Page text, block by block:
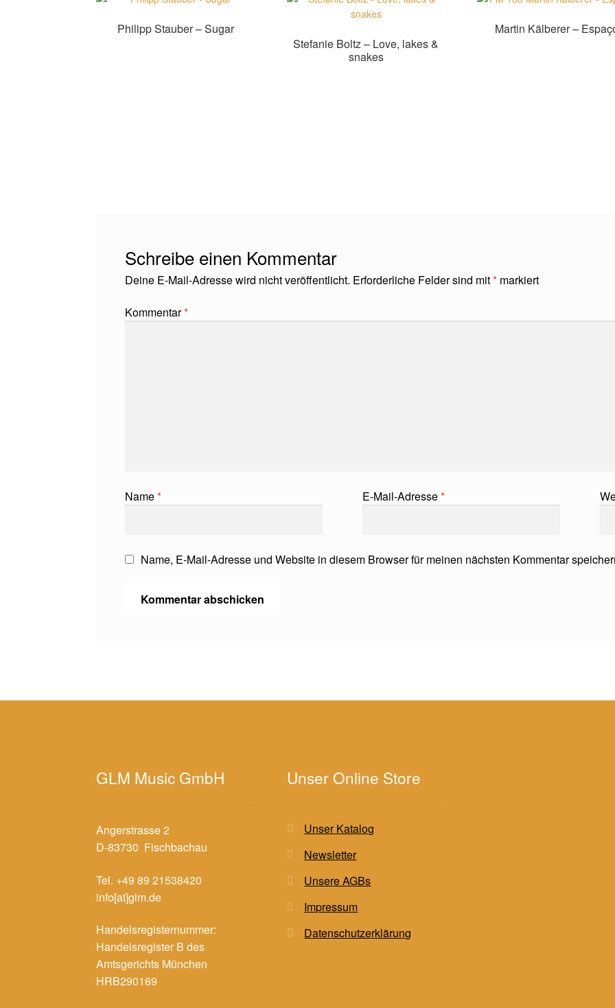
Philipp Stauber – Sugar
Stefanie Boltz – Love, lakes &
snakes
Martin Kälberer –
Schreibe einen Kommentar
Deine E-Mail-Adresse wird nicht veröffentlicht. Erforderliche Felder sind mit*markiert
Kommentar*
Name* E-Mail-Adresse*
Name, E-Mail-Adresse und Website in diesem Browser für meinen nächsten Kommentar
GLM Music GmbH
Angerstrasse 2
D-83730 Fischbachau
Tel. +49 89 21538420
info[at]glm.de
Handelsregisternummer:
Handelsregister B des
Amtsgerichts München
HRB290169
Unser Online Store
Unser Katalog
Newsletter
Unsere AGBs
Impressum
Datenschutzerklärung